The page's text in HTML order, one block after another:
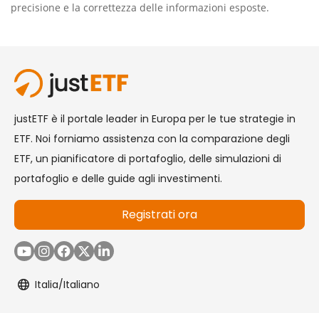
precisione e la correttezza delle informazioni esposte.